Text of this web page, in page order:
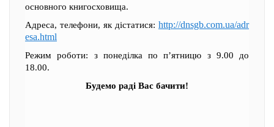
основного книгосховища.
Адреса, телефони, як дістатися: http://dnsgb.com.ua/adr
esa.html
Режим роботи: з понеділка по п’ятницю з 9.00 до
18.00.
Будемо раді Вас бачити!